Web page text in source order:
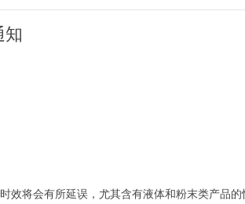
知
效将会有所延误，尤其含有液体和粉末类产品的